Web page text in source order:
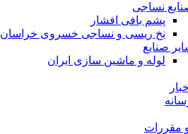
نساجی
پشم بافی افشار
نخ ریسی و نساجی خسروی خراسان
صنایع
لوله و ماشین سازی ایران
مقررات